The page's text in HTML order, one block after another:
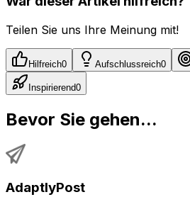
Teilen Sie uns Ihre Meinung mit!
Hilfreich0 Aufschlussreich0
Inspirierend0
Bevor Sie gehen...
AdaptlyPost